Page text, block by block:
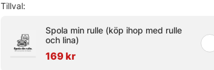
Tillval:
Spola min rulle (köp ihop med rulle
och lina)
169 kr